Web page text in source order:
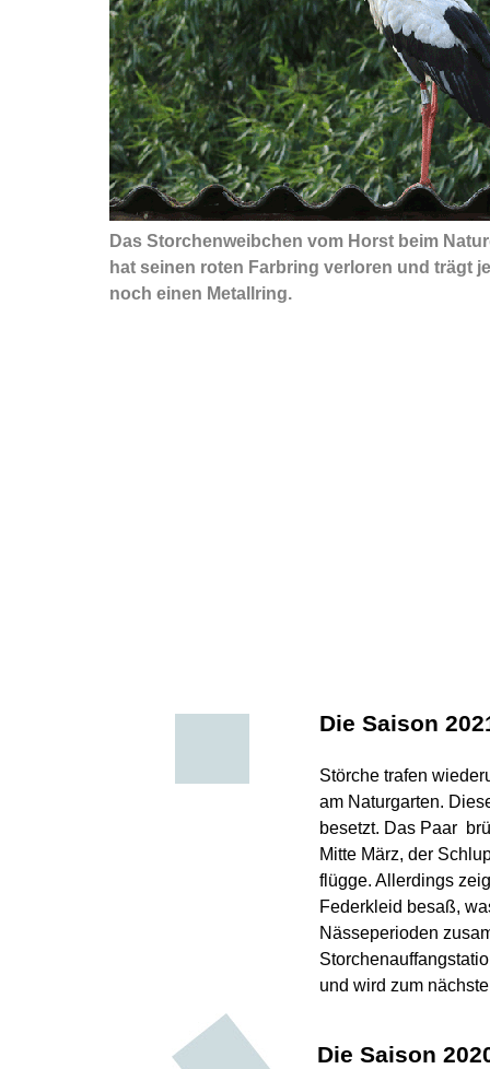
Die Saison
Die Saison
Störche trafen
am Naturgarten.
besetzt. Das Paar
Mitte März, der
flügge. Allerdings
Federkleid besaß,
Nässeperioden
und wird zum
Das Storchenweibchen vom Horst beim
hat seinen roten Farbring verloren und trägt
noch einen Metallring.